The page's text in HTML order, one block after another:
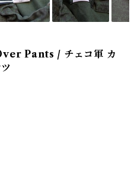
Pants / チェコ軍 カ